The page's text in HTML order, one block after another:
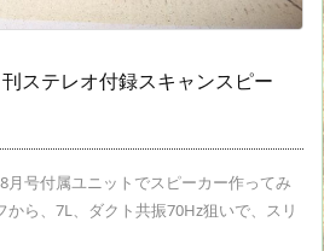
ステレオ付録スキャンスピー
号付属ユニットでスピーカー作ってみ
から、7L、ダクト共振70Hz狙いで、スリ